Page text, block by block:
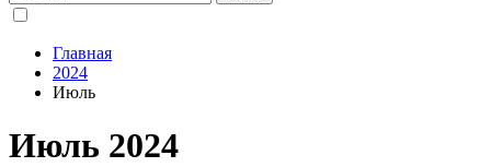
Главная
2024
Июль
Июль 2024